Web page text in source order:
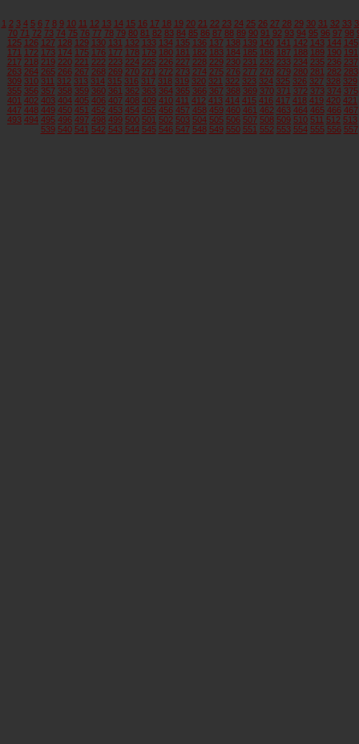
1 2 3 4 5 6 7 8 9 10 11 12 13 14 15 16 17 18 19 20 21 22 23 24 25 26 27 28 29 30 31 32 33
70 71 72 73 74 75 76 77 78 79 80 81 82 83 84 85 86 87 88 89 90 91 92 93 94 95 96 97 98
125 126 127 128 129 130 131 132 133 134 135 136 137 138 139 140 141 142 143 144 145
171 172 173 174 175 176 177 178 179 180 181 182 183 184 185 186 187 188 189 190 191
217 218 219 220 221 222 223 224 225 226 227 228 229 230 231 232 233 234 235 236 237
263 264 265 266 267 268 269 270 271 272 273 274 275 276 277 278 279 280 281 282 283
309 310 311 312 313 314 315 316 317 318 319 320 321 322 323 324 325 326 327 328 329
355 356 357 358 359 360 361 362 363 364 365 366 367 368 369 370 371 372 373 374 375
401 402 403 404 405 406 407 408 409 410 411 412 413 414 415 416 417 418 419 420 421
447 448 449 450 451 452 453 454 455 456 457 458 459 460 461 462 463 464 465 466 467
493 494 495 496 497 498 499 500 501 502 503 504 505 506 507 508 509 510 511 512 513
539 540 541 542 543 544 545 546 547 548 549 550 551 552 553 554 555 556 557